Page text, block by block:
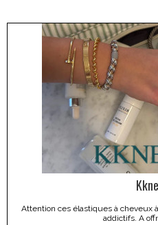
Attention ces élastiques à cheveux
addictifs. A